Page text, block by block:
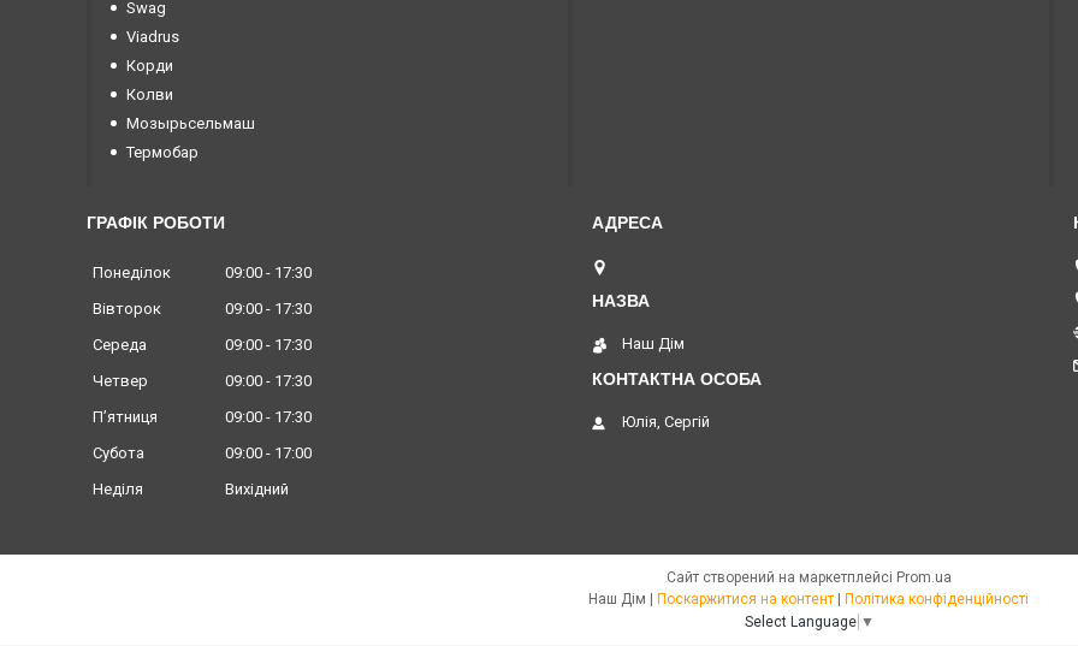
Swag
Viadrus
Корди
Колви
Мозырьсельмаш
Термобар
ГРАФІК РОБОТИ
Понеділок 09:00
17:30
Вівторок
09:00
17:30
Середа
09:00
17:30
Четвер
09:00
17:30
Пʼятниця
09:00
17:30
Субота
09:00
17:00
Неділя
Вихідний
Наш Дім
Юлія, Сергій
Сайт створений на маркетплейсі Prom.ua
Поскаржитися на контент
Політика конфіденційності
Select Language ▼